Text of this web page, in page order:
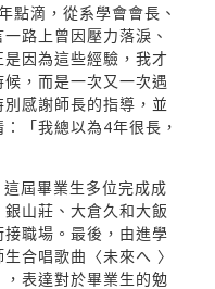
點滴，從系學會會長、
路上曾因壓力落淚、
因為這些經驗，我才
，而是一次又一次遇
感謝師長的指導，並
「我總以為4年很長，
屆畢業生多位完成成
山莊、大倉久和大飯
職場。最後，由進學
合唱歌曲〈未來へ 〉
，表達對於畢業生的勉